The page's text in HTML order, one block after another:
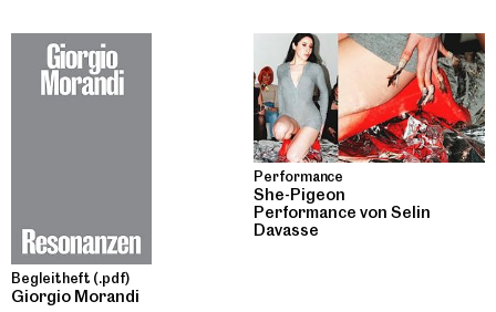
Begleitheft (.pdf)
Giorgio Morandi
Performance
She-Pigeon
Performance von Selin
Davasse